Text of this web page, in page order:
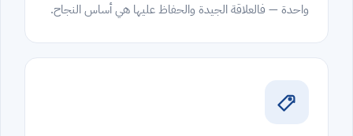
واحدة — فالعلاقة الجيدة والحفاظ عليها هي أساس النجاح.